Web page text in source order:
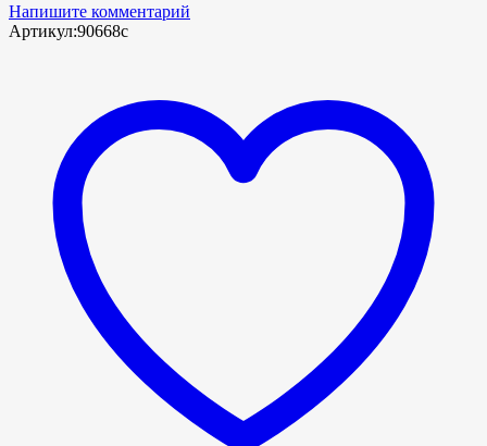
Напишите комментарий
Артикул:90668с